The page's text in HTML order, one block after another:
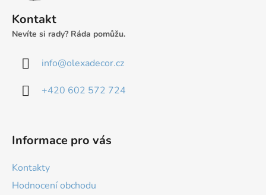
Kontakt
Nevíte si rady? Ráda pomůžu.
info@olexadecor.cz
+420 602 572 724
Informace pro vás
Kontakty
Hodnocení obchodu